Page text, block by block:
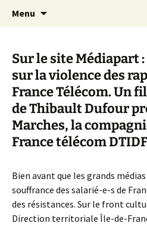
Canal Marches
Menu
Sur le site Médiapart :
sur la violence des
France Télécom. Un
de Thibault Dufour
Marches, la
France télécom DTIDF
Bien avant que les grands
souffrance des salarié-e-s de
des résistances. Sur le front
Direction territoriale Île-de-